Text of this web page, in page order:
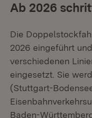
Ab 2026
Die
2026 eingeführt
verschiedenen
eingesetzt. Sie
(Stuttgart-
Baden-